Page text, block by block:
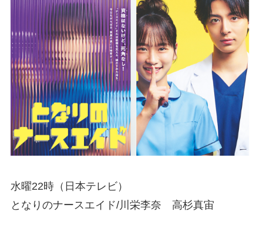
水曜22時（日本テレビ）
となりのナースエイド/川栄李奈 高杉真宙